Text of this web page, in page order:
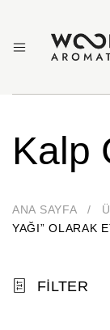
Çakra
Çeşitli
Ürünler
ANA SAYFA /
YAĞI” OLARAK
Kalp
FILTER